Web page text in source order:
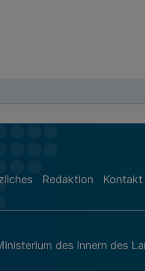
Redaktion Kontakt
des Innern des